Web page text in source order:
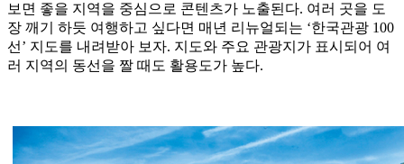
보면 좋을 지역을 중심으로 콘텐츠가 노출된다. 여러 곳을 도
장 깨기 하듯 여행하고 싶다면 매년 리뉴얼되는 ‘한국관광 100
선’ 지도를 내려받아 보자. 지도와 주요 관광지가 표시되어 여
러 지역의 동선을 짤 때도 활용도가 높다.